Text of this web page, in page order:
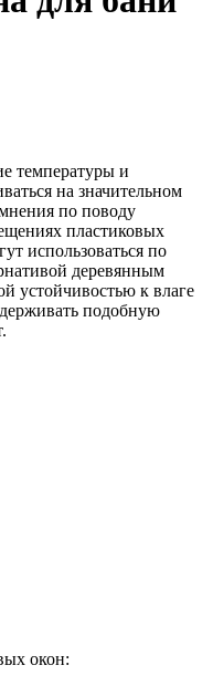
температуры и
на значительном
по поводу
пластиковых
использоваться по
деревянным
устойчивостью к влаге
подобную
окон: